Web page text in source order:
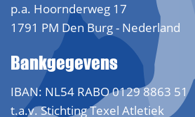
p.a. Hoornderweg 17
1791 PM Den Burg - Nederland
Bankgegevens
IBAN: NL54 RABO 0129 8863 51
t.a.v. Stichting Texel Atletiek